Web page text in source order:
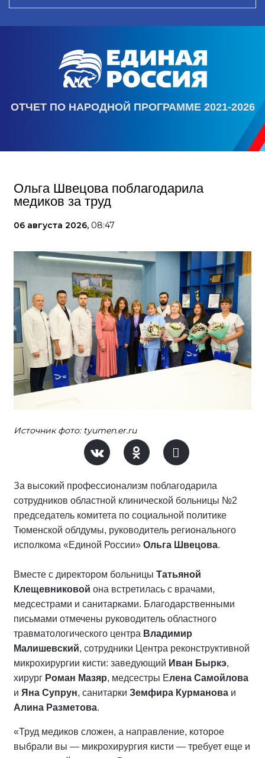
ОТЧЕТ ПО НАРОДНОЙ ПРОГРАММЕ 2021-2026
Ольга Швецова поблагодарила
медиков за труд
06 августа 2026, 08:47
Источник фото: tyumen.er.ru
За высокий профессионализм поблагодарила
сотрудников областной клинической больницы №2
председатель комитета по социальной политике
Тюменской облдумы, руководитель регионального
исполкома «Единой России» Ольга Швецова.
Вместе с директором больницы Татьяной
Клещевниковой она встретилась с врачами,
медсестрами и санитарками. Благодарственными
письмами отмечены руководитель областного
травматологического центра Владимир
Малишевский, сотрудники Центра реконструктивной
микрохирургии кисти: заведующий Иван Быркэ,
хирург Роман Мазяр, медсестры Елена Самойлова
и Яна Супрун, санитарки Земфира Курманова и
Алина Разметова.
«Труд медиков сложен, а направление, которое
выбрали вы — микрохирургия кисти — требует еще и